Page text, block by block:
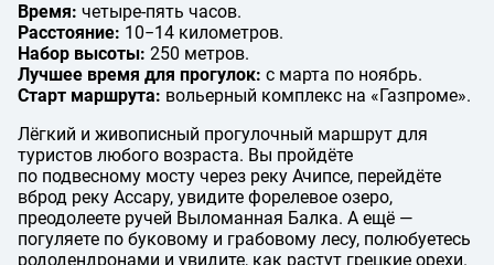
Время: четыре-пять часов.
Расстояние: 10−14 километров.
Набор высоты: 250 метров.
Лучшее время для прогулок: с марта по ноябрь.
Старт маршрута: вольерный комплекс на «Газпроме».
Лёгкий и живописный прогулочный маршрут для
туристов любого возраста. Вы пройдёте
по подвесному мосту через реку Ачипсе, перейдёте
вброд реку Ассару, увидите форелевое озеро,
преодолеете ручей Выломанная Балка. А ещё —
погуляете по буковому и грабовому лесу, полюбуетесь
рододендронами и увидите, как растут грецкие орехи.